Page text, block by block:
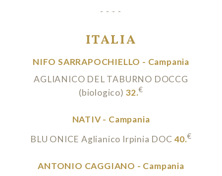
- - - -
ITALIA
NIFO SARRAPOCHIELLO - Campania
AGLIANICO DEL TABURNO DOCCG
(biologico) 32.€
NATIV - Campania
BLU ONICE Aglianico Irpinia DOC 40.€
ANTONIO CAGGIANO - Campania